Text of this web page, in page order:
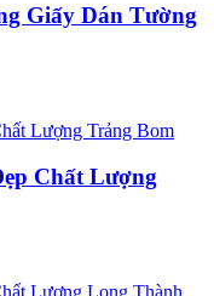
Giấy Dán Tường
Chất Lượng